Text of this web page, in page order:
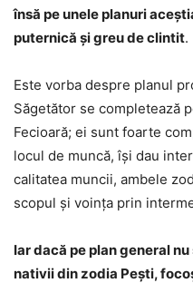
însă pe unele planuri
puternică și greu de clintit.
Este vorba despre planul
Săgetător se completează
Fecioară; ei sunt foarte
locul de muncă, își dau
calitatea muncii, ambele
scopul și voința prin
Iar dacă pe plan general
nativii din zodia Pești,